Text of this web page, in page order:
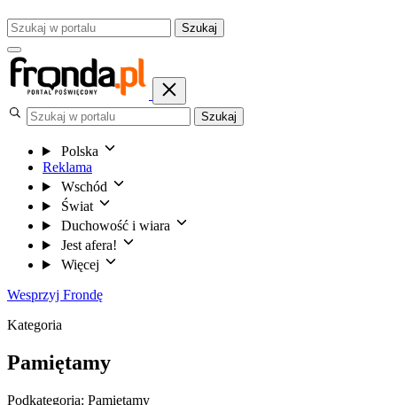
Szukaj
Szukaj
Polska
Reklama
Wschód
Świat
Duchowość i wiara
Jest afera!
Więcej
Wesprzyj Frondę
Kategoria
Pamiętamy
Podkategoria: Pamiętamy